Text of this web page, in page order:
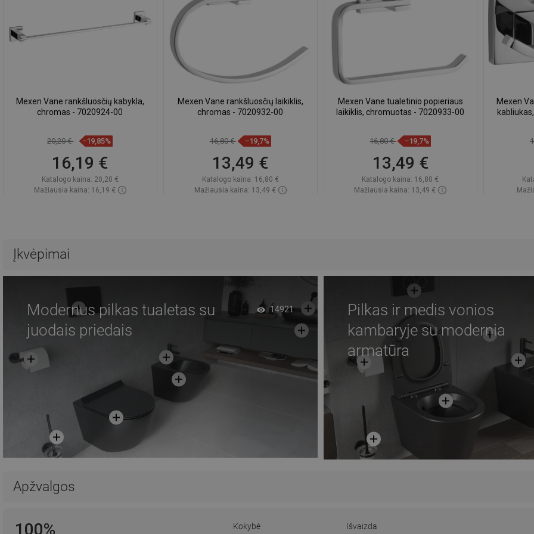
Mexen Vane rankšluosčių kabykla,
chromas - 7020924-00
20,20 € −19,85%
16,19 €
Katalogo kaina: 20,20 €
Mažiausia kaina: 16,19 €
Palyginti
Mexen Vane rankšluosčių laikiklis,
chromas - 7020932-00
16,80 € −19,7%
13,49 €
Katalogo kaina: 16,80 €
Mažiausia kaina: 13,49 €
Mexen Vane tualetinio popieriaus
laikiklis, chromuotas - 7020933-00
16,80 € −19,7%
13,49 €
Katalogo kaina: 16,80 €
Mažiausia kaina: 13,49 €
Mexen
Įkvėpimai
Modernus pilkas tualetas su
juodais priedais
14921
Pilkas ir medis vonios
kambaryje su modernia
armatūra
Apžvalgos
100% Kokybė Išvaizda